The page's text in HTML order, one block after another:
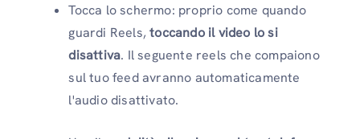
Tocca lo schermo: proprio come quando
guardi Reels,toccando il video lo si
disattiva. Il seguente reels che compaiono
sul tuo feed avranno automaticamente
l'audio disattivato.